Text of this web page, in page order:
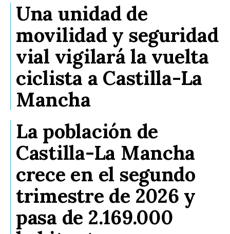
Una unidad de
movilidad y seguridad
vial vigilará la vuelta
ciclista a Castilla-La
Mancha
La población de
Castilla-La Mancha
crece en el segundo
trimestre de 2026 y
pasa de 2.169.000